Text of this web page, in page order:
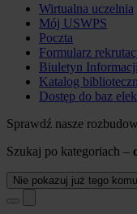
Wirtualna uczelnia
Mój USWPS
Poczta
Formularz
Biuletyn
Katalog
Dostęp do baz
Sprawdź nasze
Szukaj po kategoriach –
Nie pokazuj już tego